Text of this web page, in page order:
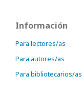
Información
Para lectores/as
Para autores/as
Para bibliotecarios/as